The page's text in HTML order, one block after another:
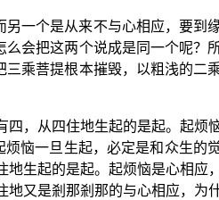
一个是从来不与心相应，要到
会把这两个说成是同一个呢？
乘菩提根本摧毁，以粗浅的二
，从四住地生起的是起。起烦
恼一旦生起，必定是和众生的
生起的是起。起烦恼是心相应
又是剎那剎那的与心相应，为